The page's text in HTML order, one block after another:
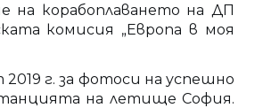
на корабоплаването на ДП
комисия „Европа в моя
г. за фотоси на успешно
на летище София.